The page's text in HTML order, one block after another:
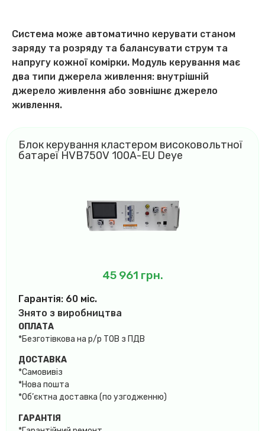
Система може автоматично керувати станом
заряду та розряду та балансувати струм та
напругу кожної комірки. Модуль керування має
два типи джерела живлення: внутрішній
джерело живлення або зовнішнє джерело
живлення.
Блок керування кластером високовольтної
батареї HVB750V 100A-EU Deye
45 961 грн.
Гарантія: 60 міс.
Знято з виробництва
ОПЛАТА
*Безготівкова на р/р ТОВ з ПДВ
ДОСТАВКА
*Самовивіз
*Нова пошта
*Об’єктна доставка (по узгодженню)
ГАРАНТІЯ